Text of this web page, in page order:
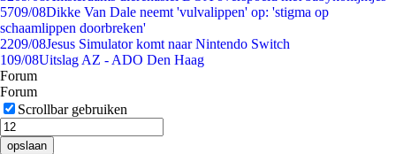
5709/08Dikke Van Dale neemt 'vulvalippen' op: 'stigma op
schaamlippen doorbreken'
2209/08Jesus Simulator komt naar Nintendo Switch
109/08Uitslag AZ - ADO Den Haag
Forum
Forum
Scrollbar gebruiken
opslaan